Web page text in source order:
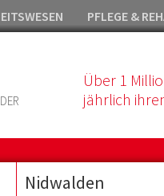
PFLEGE &
Über 1
jährlich